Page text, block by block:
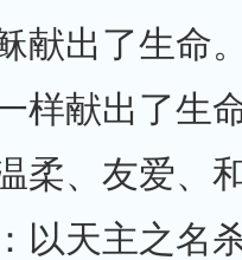
献出了生命
样献出了
柔、友爱、
以天主之名